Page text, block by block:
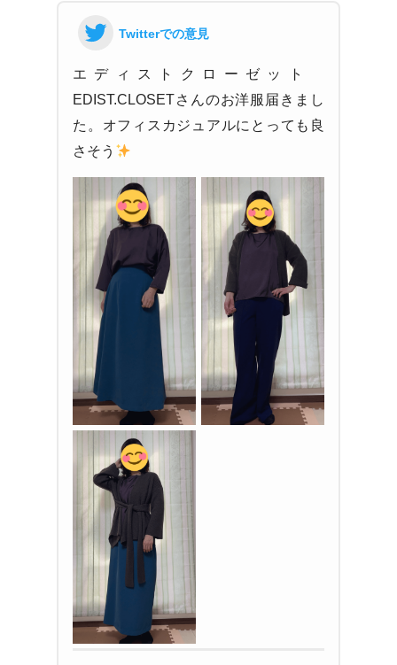
Twitterでの意見
エディストクローゼット
EDIST.CLOSETさんのお洋服届きまし
た。オフィスカジュアルにとっても良
さそう